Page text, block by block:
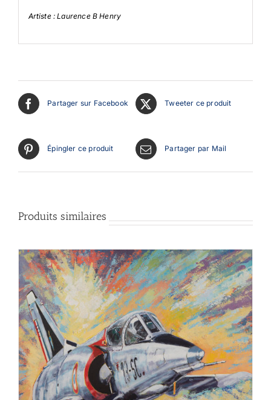
Artiste : Laurence B Henry
Partager sur Facebook Tweeter ce produit
Épingler ce produit Partager par Mail
Produits similaires